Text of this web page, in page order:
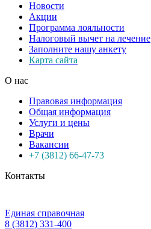
Новости
Акции
Программа лояльности
Налоговый вычет на лечение
Заполните нашу анкету
Карта сайта
О нас
Правовая информация
Общая информация
Услуги и цены
Врачи
Вакансии
+7 (3812) 66-47-73
Контакты
Единая справочная
8 (3812) 331-400